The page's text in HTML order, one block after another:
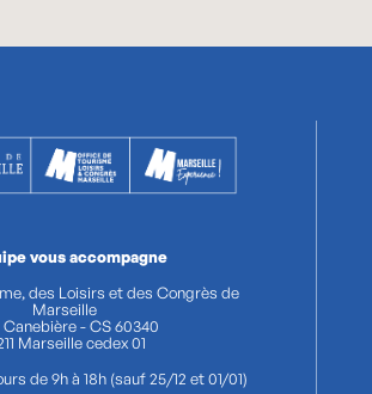
vous accompagne
des Loisirs et des Congrès de
Marseille
Canebière - CS 60340
Marseille cedex 01
de 9h à 18h (sauf 25/12 et 01/01)